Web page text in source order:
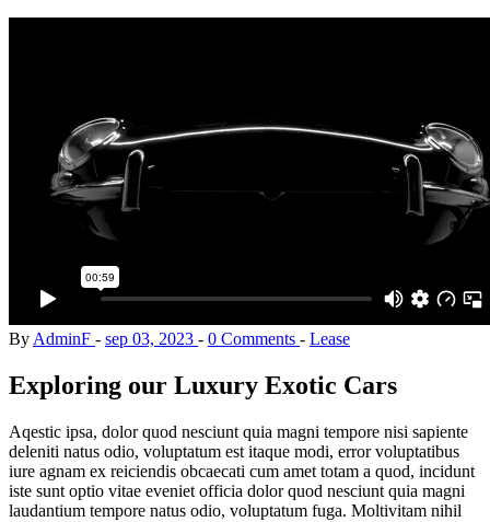
By AdminF sep 03, 2023 0 Comments Lease
Exploring our Luxury Exotic Cars
Aqestic ipsa, dolor quod nesciunt quia magni tempore nisi sapiente
deleniti natus odio, voluptatum est itaque modi, error voluptatibus
iure agnam ex reiciendis obcaecati cum amet totam a quod, incidunt
iste sunt optio vitae eveniet officia dolor quod nesciunt quia magni
laudantium tempore natus odio, voluptatum fuga. Moltivitam nihil